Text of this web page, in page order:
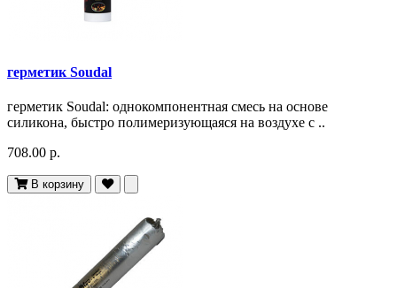
герметик Soudal
герметик Soudal: однокомпонентная смесь на основе
силикона, быстро полимеризующаяся на воздухе с ..
708.00 р.
В корзину